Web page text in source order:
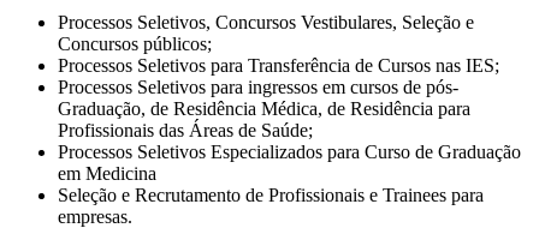
Processos Seletivos, Concursos Vestibulares, Seleção e
Concursos públicos;
Processos Seletivos para Transferência de Cursos nas IES;
Processos Seletivos para ingressos em cursos de pós-
Graduação, de Residência Médica, de Residência para
Profissionais das Áreas de Saúde;
Processos Seletivos Especializados para Curso de Graduação
em Medicina
Seleção e Recrutamento de Profissionais e Trainees para
empresas.